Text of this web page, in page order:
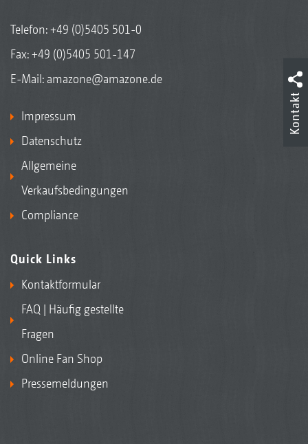
Telefon:+49 (0)5405 501-0
Fax: +49 (0)5405 501-147
E-Mail: amazone@amazone.de
Impressum
Datenschutz
Allgemeine
Verkaufsbedingungen
Compliance
Quick Links
Kontaktformular
FAQ | Häufig gestellte
Fragen
Online Fan Shop
Pressemeldungen
Kontakt